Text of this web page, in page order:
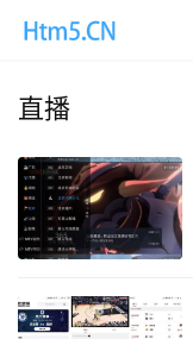
直播